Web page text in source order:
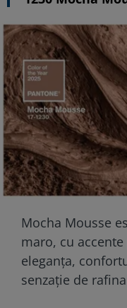
Mocha Mousse
maro, cu
eleganța,
senzație de